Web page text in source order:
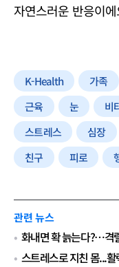
자연스러운 반응이
K-Health 가족
근육
눈 비
스트레스
심장
친구
피로
관련 뉴스
화내면 확 늙는다?…격
스트레스로 지친 몸...